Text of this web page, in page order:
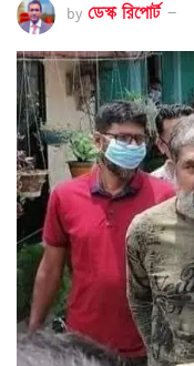
by ডেস্ক রিপোর্ট